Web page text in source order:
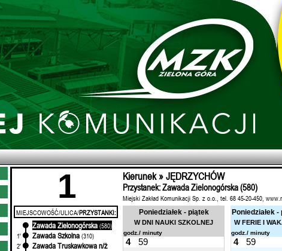
1 Kierunek » JĘDRZYCHÓW
Przystanek: Zawada Zielonogórska (580)
Miejski Zakład Komunikacji Sp. z o.o., tel. 68 45-20-450,
MIEJSCOWOŚĆ/ULICA/PRZYSTANKI:
Zawada Zielonogórska (580)
1'
Zawada Szkolna (310)
2'
Zawada Truskawkowa n/ż
Poniedziałek - piątek
W DNI NAUKI SZKOLNEJ
Poniedziałek -
W FERIE I
godz./ minuty godz./ minuty
4 59 4 59